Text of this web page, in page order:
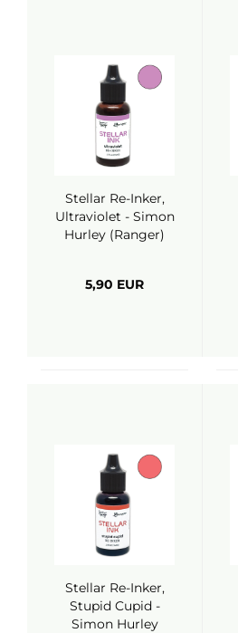
Stellar Re-Inker,
Ultraviolet - Simon
Hurley (Ranger)
5,90 EUR
Stellar Re-Inker,
Stupid Cupid -
Simon Hurley